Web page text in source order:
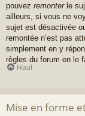
pouvez remonterle
ailleurs, si vous ne
sujet est désactivée
remontée n’est pas
simplement en y
règles du forum en le
Haut
Mise en forme